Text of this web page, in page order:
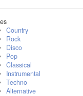
Country
Rock
Disco
Pop
Classical
Instrumental
Techno
Alternative